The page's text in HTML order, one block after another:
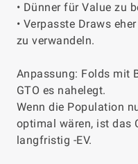
• Dünner für Value zu
• Verpasste Draws
zu verwandeln.
Anpassung: Folds mit
GTO es nahelegt.
Wenn die Population
optimal wären, ist das
langfristig -EV.